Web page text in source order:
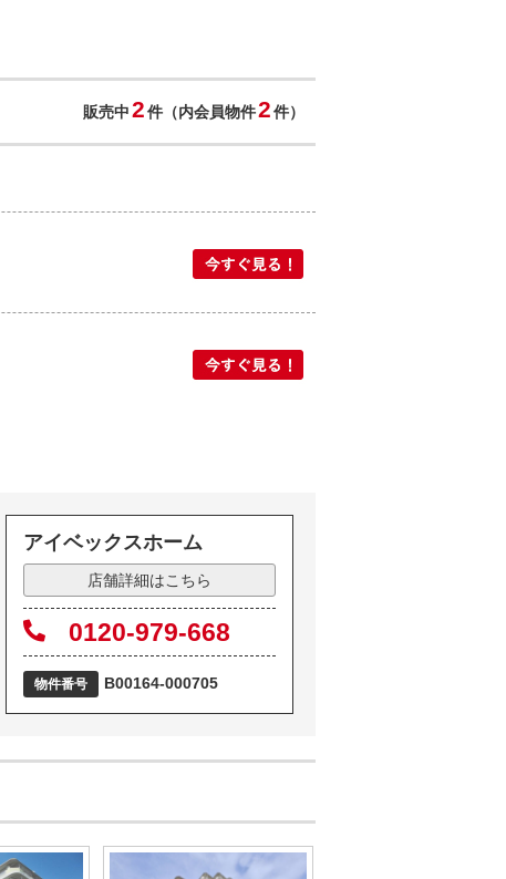
販売中2件（内会員物件2件）
アイベックスホーム
店舗詳細はこちら
0120-979-668
物件番号 B00164-000705